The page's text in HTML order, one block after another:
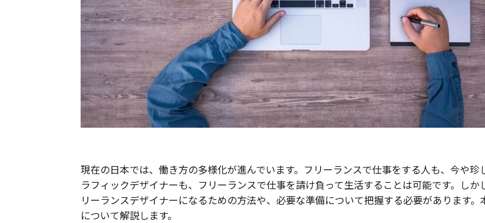
現在の日本では、働き方の多様化が進んでいます。フリーランスで仕事をする人も、今や珍
ラフィックデザイナーも、フリーランスで仕事を請け負って生活することは可能です。しか
リーランスデザイナーになるための方法や、必要な準備について把握する必要があります。
について解説します。